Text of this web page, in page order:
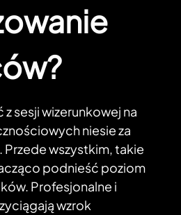
sesji wizerunkowej na
niesie za
wszystkim, takie
podnieść poziom
Profesjonalne i
wzrok